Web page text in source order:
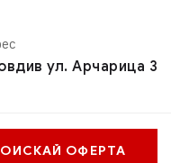
ул. Арчарица 3
ОФЕРТА